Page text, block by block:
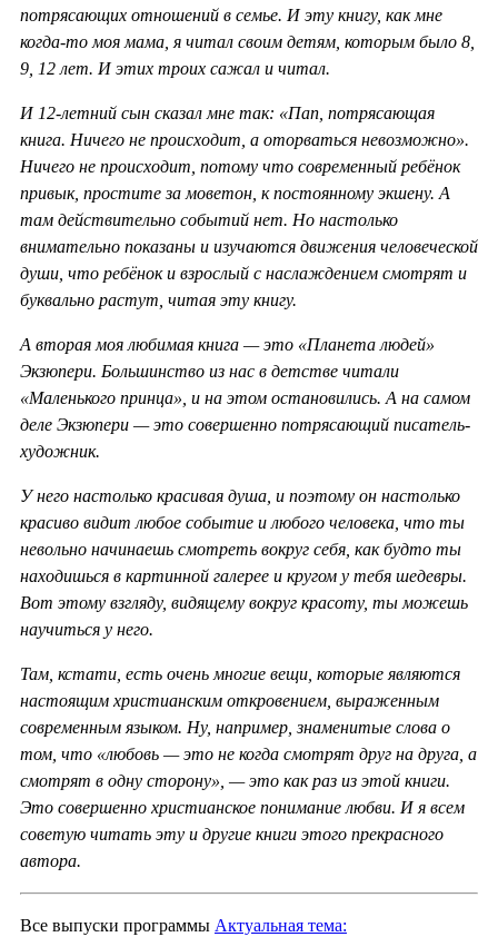
потрясающих отношений в семье. И эту книгу, как мне
когда-то моя мама, я читал своим детям, которым было 8,
9, 12 лет. И этих троих сажал и читал.
И 12-летний сын сказал мне так: «Пап, потрясающая
книга. Ничего не происходит, а оторваться невозможно».
Ничего не происходит, потому что современный ребёнок
привык, простите за моветон, к постоянному экшену. А
там действительно событий нет. Но настолько
внимательно показаны и изучаются движения человеческой
души, что ребёнок и взрослый с наслаждением смотрят и
буквально растут, читая эту книгу.
А вторая моя любимая книга — это «Планета людей»
Экзюпери. Большинство из нас в детстве читали
«Маленького принца», и на этом остановились. А на самом
деле Экзюпери — это совершенно потрясающий писатель-
художник.
У него настолько красивая душа, и поэтому он настолько
красиво видит любое событие и любого человека, что ты
невольно начинаешь смотреть вокруг себя, как будто ты
находишься в картинной галерее и кругом у тебя шедевры.
Вот этому взгляду, видящему вокруг красоту, ты можешь
научиться у него.
Там, кстати, есть очень многие вещи, которые являются
настоящим христианским откровением, выраженным
современным языком. Ну, например, знаменитые слова о
том, что «любовь — это не когда смотрят друг на друга, а
смотрят в одну сторону», — это как раз из этой книги.
Это совершенно христианское понимание любви. И я всем
советую читать эту и другие книги этого прекрасного
автора.
Все выпуски программы Актуальная тема: